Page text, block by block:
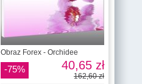
Obraz Forex - Orchidee
-75% 40,65 zł
162,60 zł